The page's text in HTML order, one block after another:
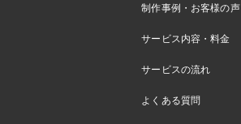
制作事例・お客様の声
サービス内容・料金
サービスの流れ
よくある質問